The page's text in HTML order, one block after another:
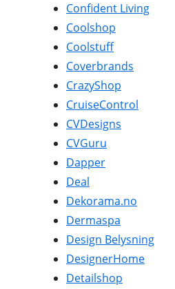
Confident Living
Coolshop
Coolstuff
Coverbrands
CrazyShop
CruiseControl
CVDesigns
CVGuru
Dapper
Deal
Dekorama.no
Dermaspa
Design Belysning
DesignerHome
Detailshop